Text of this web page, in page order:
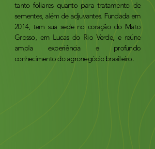
tanto foliares quanto para tratamento de
sementes, além de adjuvantes. Fundada em
2014, tem sua sede no coração do Mato
Grosso, em Lucas do Rio Verde, e reúne
ampla experiência e profundo
conhecimento do agronegócio brasileiro.